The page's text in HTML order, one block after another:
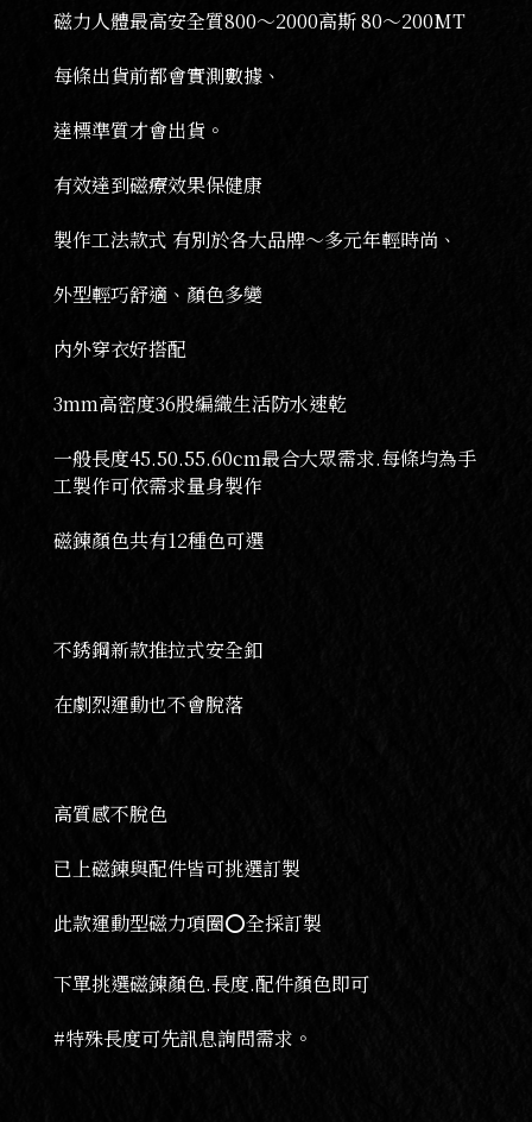
磁力人體最高安全質800～2000高斯 80～200MT
每條出貨前都會實測數據、
達標準質才會出貨。
有效達到磁療效果保健康
製作工法款式 有別於各大品牌～多元年輕時尚、
外型輕巧舒適、顏色多變
內外穿衣好搭配
3mm高密度36股編織生活防水速乾
一般長度45.50.55.60cm最合大眾需求.每條均為手
工製作可依需求量身製作
磁鍊顏色共有12種色可選
不銹鋼新款推拉式安全釦
在劇烈運動也不會脫落
高質感不脫色
已上磁鍊與配件皆可挑選訂製
此款運動型磁力項圈⭕️全採訂製
下單挑選磁鍊顏色.長度.配件顏色即可
#特殊長度可先訊息詢問需求。